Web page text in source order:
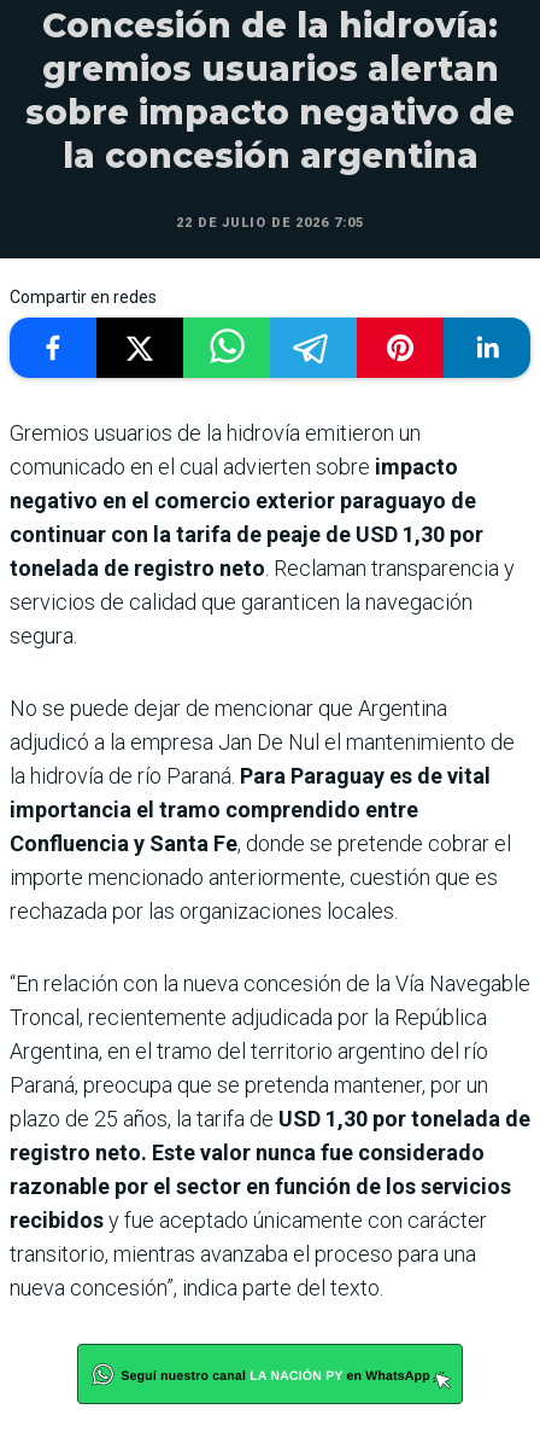
Concesión de la hidrovía:
gremios usuarios alertan
sobre impacto negativo de
la concesión argentina
22 DE JULIO DE 2026 7:05
Compartir en redes
Gremios usuarios de la hidrovía emitieron un
comunicado en el cual advierten sobre impacto
negativo en el comercio exterior paraguayo de
continuar con la tarifa de peaje de USD 1,30 por
tonelada de registro neto . Reclaman transparencia y
servicios de calidad que garanticen la navegación
segura.
No se puede dejar de mencionar que Argentina
adjudicó a la empresa Jan De Nul el mantenimiento de
la hidrovía de río Paraná. Para Paraguay es de vital
importancia el tramo comprendido entre
Confluencia y Santa Fe, donde se pretende cobrar el
importe mencionado anteriormente, cuestión que es
rechazada por las organizaciones locales.
“En relación con la nueva concesión de la Vía Navegable
Troncal, recientemente adjudicada por la República
Argentina, en el tramo del territorio argentino del río
Paraná, preocupa que se pretenda mantener, por un
plazo de 25 años, la tarifa de USD 1,30 por tonelada de
registro neto. Este valor nunca fue considerado
razonable por el sector en función de los servicios
recibidosy fue aceptado únicamente con carácter
transitorio, mientras avanzaba el proceso para una
nueva concesión”, indica parte del texto.